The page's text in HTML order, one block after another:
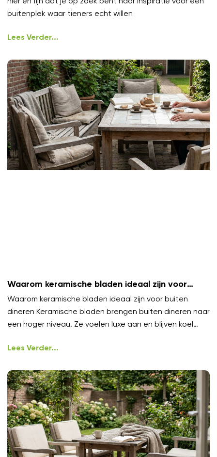
buitenplek waar tieners echt willen
Lees Verder...
Waarom keramische bladen ideaal zijn voor
buiten dineren
Waarom keramische bladen ideaal zijn voor buiten
dineren Keramische bladen brengen buiten dineren naar
een hoger niveau. Ze voelen luxe aan en blijven koel
Lees Verder...